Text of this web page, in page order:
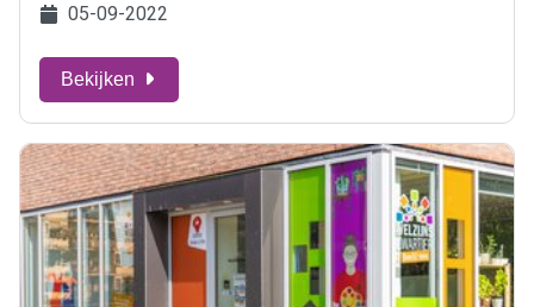
05-09-2022
Bekijken